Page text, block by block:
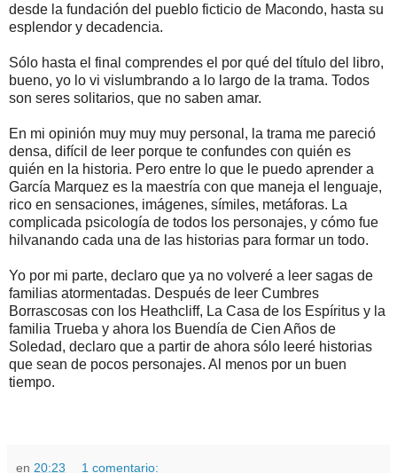
desde la fundación del pueblo ficticio de Macondo, hasta su
esplendor y decadencia.
Sólo hasta el final comprendes el por qué del título del libro,
bueno, yo lo vi vislumbrando a lo largo de la trama. Todos
son seres solitarios, que no saben amar.
En mi opinión muy muy muy personal, la trama me pareció
densa, difícil de leer porque te confundes con quién es
quién en la historia. Pero entre lo que le puedo aprender a
García Marquez es la maestría con que maneja el lenguaje,
rico en sensaciones, imágenes, símiles, metáforas. La
complicada psicología de todos los personajes, y cómo fue
hilvanando cada una de las historias para formar un todo.
Yo por mi parte, declaro que ya no volveré a leer sagas de
familias atormentadas. Después de leer Cumbres
Borrascosas con los Heathcliff, La Casa de los Espíritus y la
familia Trueba y ahora los Buendía de Cien Años de
Soledad, declaro que a partir de ahora sólo leeré historias
que sean de pocos personajes. Al menos por un buen
tiempo.
en 20:23 1 comentario: